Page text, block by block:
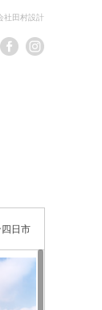
社田村設計
日市